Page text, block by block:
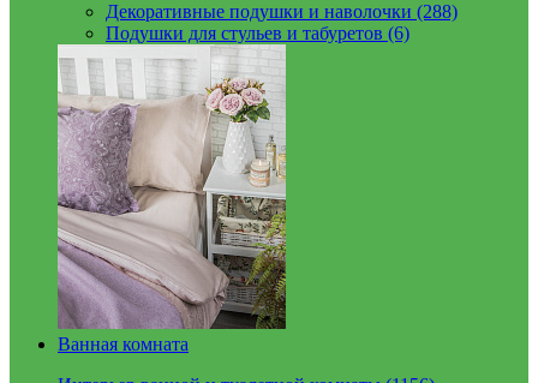
Декоративные подушки и наволочки (288)
Подушки для стульев и табуретов (6)
Ванная комната